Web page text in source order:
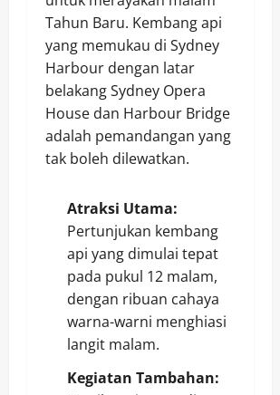
Tahun Baru. Kembang api
yang memukau di Sydney
Harbour dengan latar
belakang Sydney Opera
House dan Harbour Bridge
adalah pemandangan yang
tak boleh dilewatkan.
Atraksi Utama:
Pertunjukan kembang
api yang dimulai tepat
pada pukul 12 malam,
dengan ribuan cahaya
warna-warni menghiasi
langit malam.
Kegiatan Tambahan: